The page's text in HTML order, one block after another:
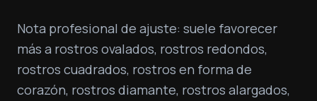
Nota profesional de ajuste: suele favorecer
más a rostros ovalados, rostros redondos,
rostros cuadrados, rostros en forma de
corazón, rostros diamante, rostros alargados,